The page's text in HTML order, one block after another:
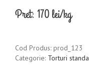
Pret: 170 lei/kg
Cod Produs: prod_123
Categorie: Torturi